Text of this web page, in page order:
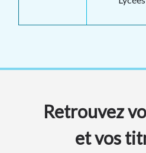
Retrouvez
et vos